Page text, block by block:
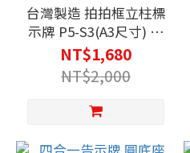
台灣製造 拍拍框立柱標
示牌 P5-S3(A3尺寸) 另
有彎管款 餐廳 廣告 海
報 公告 店門口 宣傳
NT$1,680
NT$2,000